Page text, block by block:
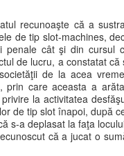
recunoaşte că a
de tip slot-machines,
penale cât şi din cursul
de lucru, a constatat
de la acea
prin care aceasta a
la activitatea
de tip slot înapoi, după
s-a deplasat la faţa
că a jucat o